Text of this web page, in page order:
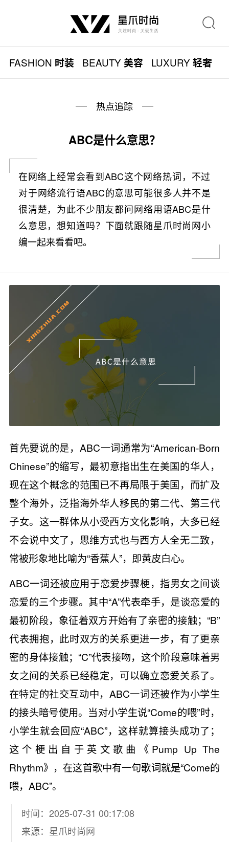
FASHION 时装 BEAUTY美容 LUXURY轻奢
热点追踪
ABC是什么意思？
在网络上经常会看到ABC这个网络热词，不过
对于网络流行语ABC的意思可能很多人并不是
很清楚，为此不少朋友都问网络用语ABC是什
么意思，想知道吗？下面就跟随星爪时尚网小
编一起来看看吧。
首先要说的是，ABC一词通常为“American-Born
Chinese”的缩写，最初意指出生在美国的华人，
现在这个概念的范围已不再局限于美国，而扩及
整个海外，泛指海外华人移民的第二代、第三代
子女。这一群体从小受西方文化影响，大多已经
不会说中文了，思维方式也与西方人全无二致，
常被形象地比喻为“香蕉人”，即黄皮白心。
ABC一词还被应用于恋爱步骤梗，指男女之间谈
恋爱的三个步骤。其中“A”代表牵手，是谈恋爱的
最初阶段，象征着双方开始有了亲密的接触；“B”
代表拥抱，此时双方的关系更进一步，有了更亲
密的身体接触；“C”代表接吻，这个阶段意味着男
女之间的关系已经稳定，可以确立恋爱关系了。
在特定的社交互动中，ABC一词还被作为小学生
的接头暗号使用。当对小学生说“Come的喂”时，
小学生就会回应“ABC”，这样就算接头成功了；
这个梗出自于英文歌曲《Pump Up The
Rhythm》，在这首歌中有一句歌词就是“Come的
喂，ABC”。
时间：2025-07-31 00:17:08
来源： 星爪时尚网